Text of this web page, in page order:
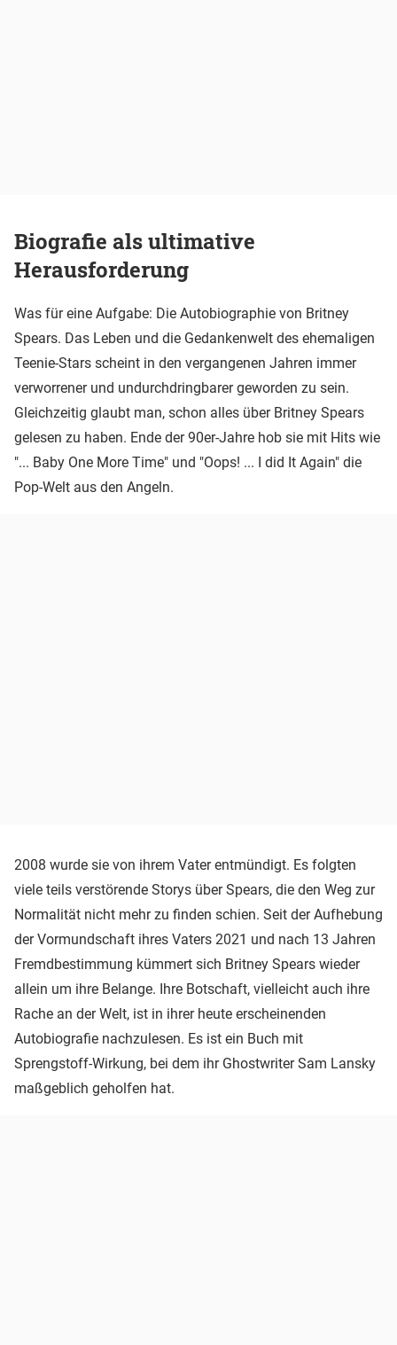
Biografie als ultimative
Herausforderung
Was für eine Aufgabe: Die Autobiographie von Britney
Spears. Das Leben und die Gedankenwelt des ehemaligen
Teenie-Stars scheint in den vergangenen Jahren immer
verworrener und undurchdringbarer geworden zu sein.
Gleichzeitig glaubt man, schon alles über Britney Spears
gelesen zu haben. Ende der 90er-Jahre hob sie mit Hits wie
"... Baby One More Time" und "Oops! ... I did It Again" die
Pop-Welt aus den Angeln.
2008 wurde sie von ihrem Vater entmündigt. Es folgten
viele teils verstörende Storys über Spears, die den Weg zur
Normalität nicht mehr zu finden schien. Seit der Aufhebung
der Vormundschaft ihres Vaters 2021 und nach 13 Jahren
Fremdbestimmung kümmert sich Britney Spears wieder
allein um ihre Belange. Ihre Botschaft, vielleicht auch ihre
Rache an der Welt, ist in ihrer heute erscheinenden
Autobiografie nachzulesen. Es ist ein Buch mit
Sprengstoff-Wirkung, bei dem ihr Ghostwriter Sam Lansky
maßgeblich geholfen hat.